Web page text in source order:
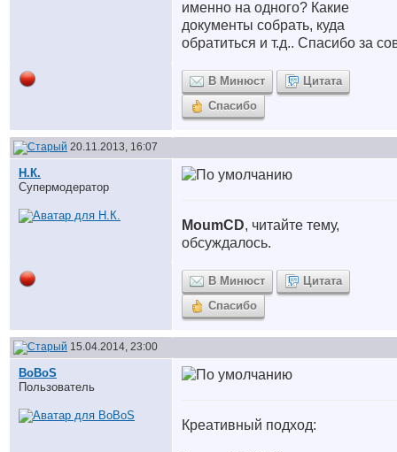
именно на одного? Какие
документы собрать, куда
обратиться и т.д.. Спасибо за
В Минюст
Цитата
Спасибо
20.11.2013, 16:07
Н.К.
Супермодератор
MoumCD, читайте тему,
обсуждалось.
В Минюст
Цитата
Спасибо
15.04.2014, 23:00
BoBoS
Пользователь
Креативный подход: